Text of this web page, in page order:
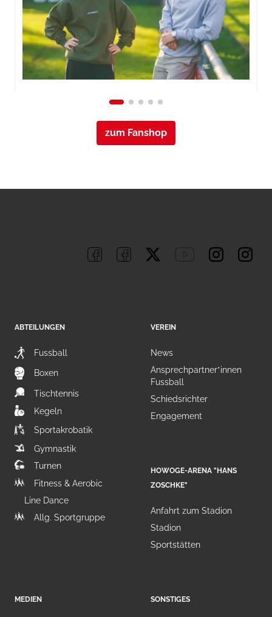
zum Fanshop
ABTEILUNGEN
Fussball
Boxen
Tischtennis
Kegeln
Sportakrobatik
Gymnastik
Turnen
Fitness & Aerobic
Line Dance
Allg. Sportgruppe
VEREIN
News
Ansprechpartner*innen
Fussball
Schiedsrichter
Engagement
HOWOGE-ARENA "HANS
ZOSCHKE"
Anfahrt zum Stadion
Stadion
Sportstätten
MEDIEN SONSTIGES